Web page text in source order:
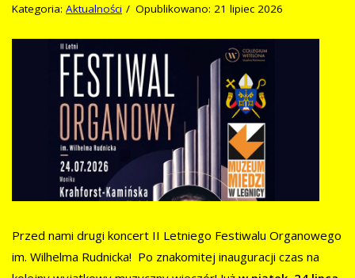
Kategoria: Aktualności Opublikowano: 21 lipiec 2026
Przed nami drugi koncert II Letniego Festiwalu Organowego
im. Wilhelma Rudnicka! Po znakomitej inauguracji czas na